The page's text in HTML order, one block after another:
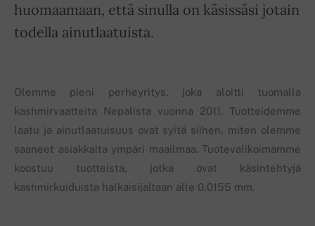
huomaamaan, että sinulla on käsissäsi jotain
todella ainutlaatuista.
Olemme pieni perheyritys, joka aloitti tuomalla
kashmirvaatteita Nepalista vuonna 2011. Tuotteidemme
laatu ja ainutlaatuisuus ovat syitä siihen, miten olemme
saaneet asiakkaita ympäri maailmaa. Tuotevalikoimamme
koostuu tuotteista, jotka ovat käsintehtyjä
kashmirkuiduista halkaisijaltaan alle 0,0155 mm.